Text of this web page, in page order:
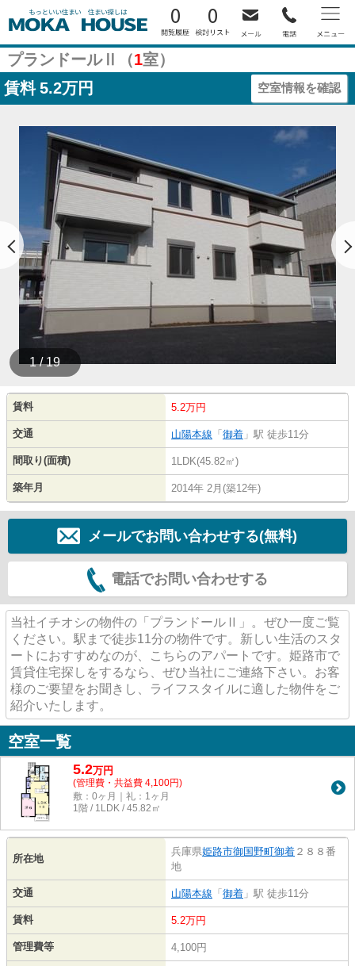
0 0
プランドールⅡ（1室）
賃料 5.2万円 空室情報を確認
1 / 19
賃料 5.2万円
交通 山陽本線 「 御着 」駅 徒歩11分
間取り(面積) 1LDK(45.82㎡)
築年月 2014年 2月(築12年)
メールでお問い合わせする(無料)
電話でお問い合わせする
当社イチオシの物件の「プランドールⅡ」。ぜひ一度ご覧
ください。駅まで徒歩11分の物件です。新しい生活のスタ
ートにおすすめなのが、こちらのアパートです。姫路市で
賃貸住宅探しをするなら、ぜひ当社にご連絡下さい。お客
様のご要望をお聞きし、ライフスタイルに適した物件をご
紹介いたします。
空室一覧
5.2万円
(管理費・共益費 4,100円)
敷：0ヶ月｜礼：1ヶ月
1階 / 1LDK / 45.82㎡
所在地
兵庫県姫路市御国野町御着 ２８８番
地
交通 山陽本線 「 御着 」駅 徒歩11分
賃料 5.2万円
管理費等 4,100円